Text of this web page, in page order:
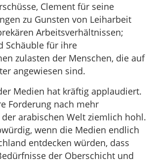
Clement für seine
zu Gunsten von Leiharbeit
Arbeitsverhältnissen;
Schäuble für ihre
zulasten der Menschen, die auf
angewiesen sind.
Medien hat kräftig applaudiert.
Forderung nach mehr
arabischen Welt ziemlich hohl.
wenn die Medien endlich
entdecken würden, dass
der Oberschicht und